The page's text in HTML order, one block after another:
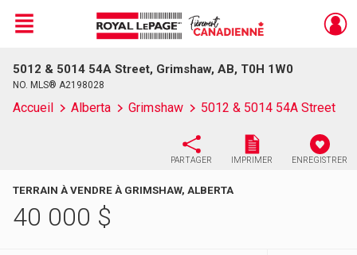
Live
En Direct
Menu
5012 & 5014 54A Street, Grimshaw, AB, T0H 1W0
NO. MLS® A2198028
Accueil Alberta Grimshaw 5012 & 5014 54A Street
PARTAGER IMPRIMER ENREGISTRER
TERRAIN À VENDRE À GRIMSHAW, ALBERTA
40 000 $